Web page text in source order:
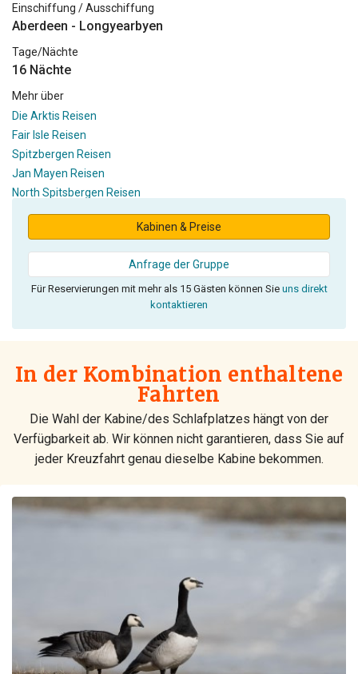
Einschiffung / Ausschiffung
Aberdeen - Longyearbyen
Tage/Nächte
16 Nächte
Mehr über
Die Arktis Reisen
Fair Isle Reisen
Spitzbergen Reisen
Jan Mayen Reisen
North Spitsbergen Reisen
Kabinen & Preise
Anfrage der Gruppe
Für Reservierungen mit mehr als 15 Gästen können Sie uns direkt
kontaktieren
In der Kombination enthaltene
Fahrten
Die Wahl der Kabine/des Schlafplatzes hängt von der
Verfügbarkeit ab. Wir können nicht garantieren, dass Sie auf
jeder Kreuzfahrt genau dieselbe Kabine bekommen.